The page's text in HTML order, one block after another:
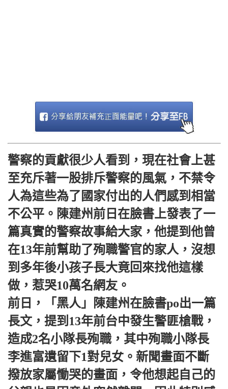
警察的貢獻很少人看到，現在社會上甚
至充斥著一股排斥警察的風氣，不禁令
人為這些為了國家付出的人們感到相當
不公平。 陳建州前日在臉書上發表了一
篇真實的警察故事給大家，他提到他曾
在13年前幫助了殉職警官的家人，沒想
到多年後小孩子長大竟回來找他這樣
做，惹哭10萬名網友。
前日，「黑人」陳建州在臉書po出一篇
長文，提到13年前台中發生警匪槍戰，
造成2名小隊長殉職，其中殉職小隊長
李進富遺留下1對兒女。 新聞畫面不斷
撥放家屬慟哭的畫面，令他想起自己的